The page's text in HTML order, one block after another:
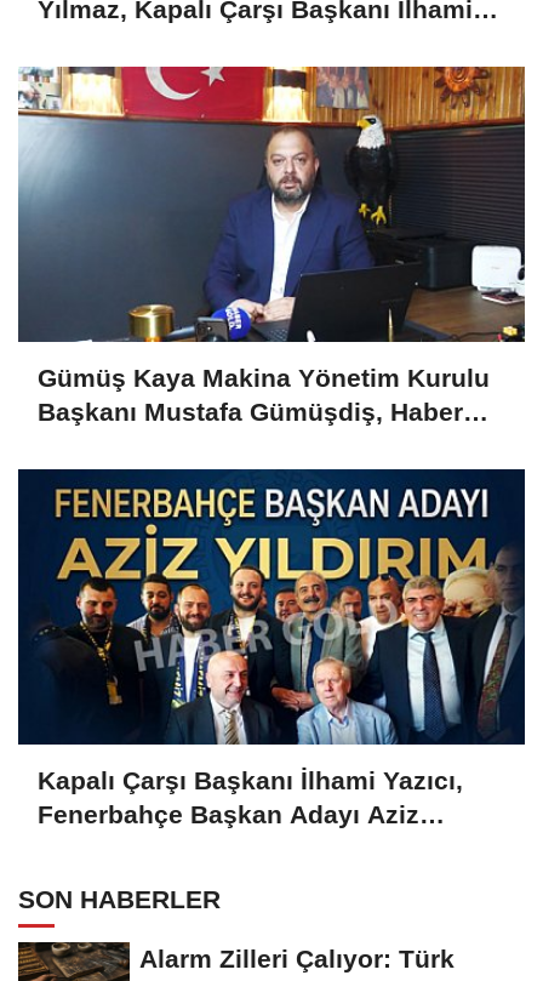
Yılmaz, Kapalı Çarşı Başkanı İlhami
Gümüş Kaya Makina Yönetim Kurulu
Başkanı Mustafa Gümüşdiş, Haber
Kapalı Çarşı Başkanı İlhami Yazıcı,
Fenerbahçe Başkan Adayı Aziz
SON HABERLER
Alarm Zilleri Çalıyor: Türk